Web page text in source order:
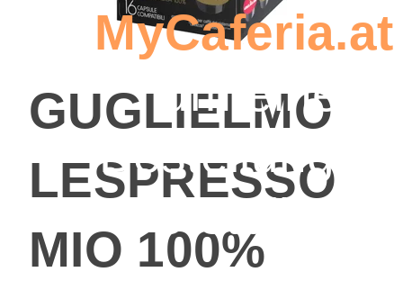
GUGLIELMO
LESPRESSO
MIO 100%
MyCaferia.at
um eine
Bestellung zu
erstellen